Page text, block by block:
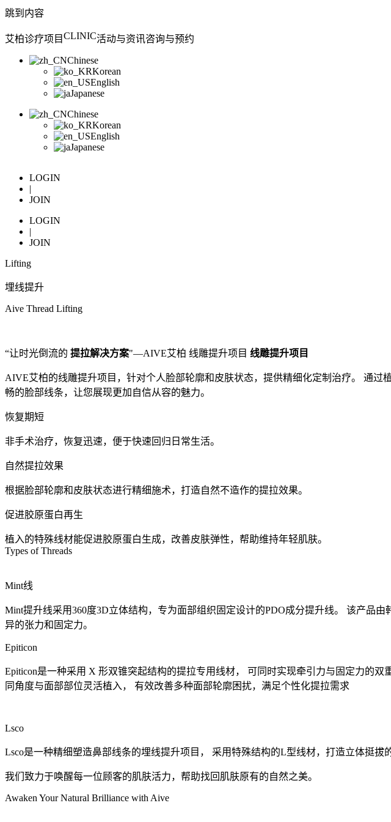
跳到内容
艾柏诊疗项目CLINIC活动与资讯咨询与预约
Chinese
Korean
English
Japanese
Chinese
Korean
English
Japanese
LOGIN
|
JOIN
LOGIN
|
JOIN
Lifting
埋线提升
Aive Thread Lifting
“让时光倒流的 提拉解决方案"—AIVE艾柏 线雕提升项目 线雕提升项目
AIVE艾柏的线雕提升项目，针对个人脸部轮廓和皮肤状态，提供精细化定制治疗。 通
畅的脸部线条，让您展现更加自信从容的魅力。
恢复期短
非手术治疗，恢复迅速，便于快速回归日常生活。
自然提拉效果
根据脸部轮廓和皮肤状态进行精细施术，打造自然不造作的提拉效果。
促进胶原蛋白再生
植入的特殊线材能促进胶原蛋白生成，改善皮肤弹性，帮助维持年轻肌肤。
Types of Threads
Mint线
Mint提升线采用360度3D立体结构，专为面部组织固定设计的PDO成分提升线。 该产品
异的张力和固定力。
Epiticon
Epiticon是一种采用 X 形双锥突起结构的提拉专用线材， 可同时实现牵引力与固定力的
同角度与面部部位灵活植入， 有效改善多种面部轮廓困扰，满足个性化提拉需求
Lsco
Lsco是一种精细塑造鼻部线条的埋线提升项目， 采用特殊结构的L型线材，打造立体挺
我们致力于唤醒每一位顾客的肌肤活力，帮助找回肌肤原有的自然之美。
Awaken Your Natural Brilliance with Aive